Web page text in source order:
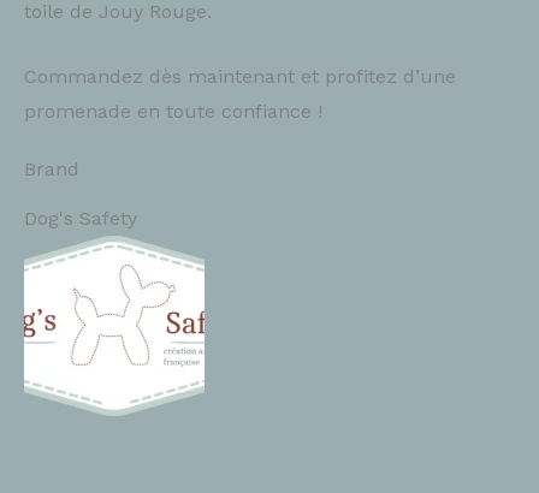
toile de Jouy Rouge.
Commandez dès maintenant et profitez d’une
promenade en toute confiance !
Brand
Dog's Safety